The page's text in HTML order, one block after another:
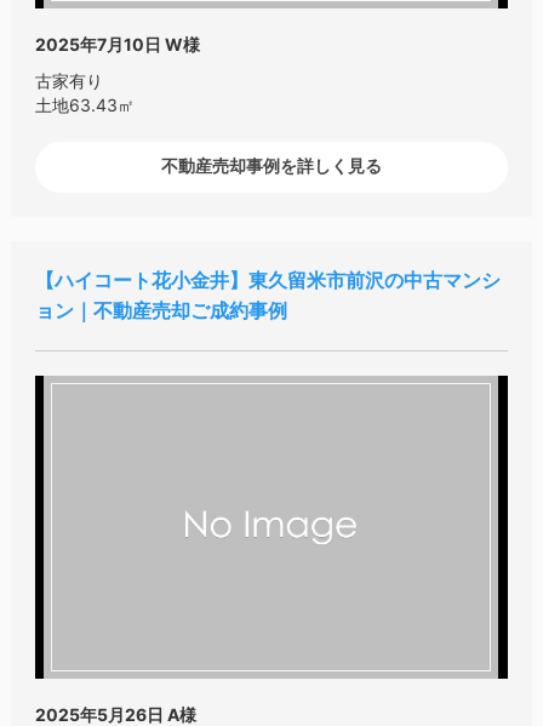
2025年7月10日 W様
古家有り
土地63.43㎡
不動産売却事例を詳しく見る
ハイコート花小金井
東久留米市前沢の中古マンシ
ョン｜不動産売却ご成約事例
2025年5月26日 A様